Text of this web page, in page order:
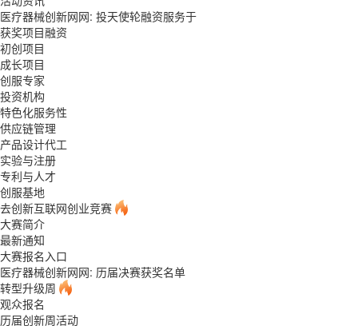
医疗器械创新网网: 投天使轮融资服务于
获奖项目融资
初创项目
成长项目
创服专家
投资机构
特色化服务性
供应链管理
产品设计代工
实验与注册
专利与人才
创服基地
去创新互联网创业竞赛
大赛简介
最新通知
大赛报名入口
医疗器械创新网网: 历届决赛获奖名单
转型升级周
观众报名
历届创新周活动